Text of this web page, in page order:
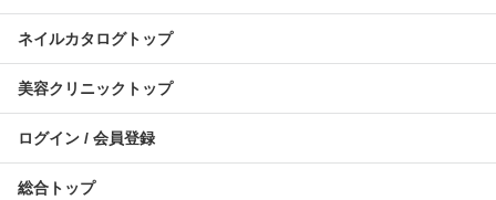
ネイルカタログトップ
美容クリニックトップ
ログイン / 会員登録
総合トップ